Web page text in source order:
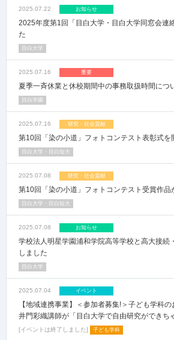
2025.07.22 お知らせ
2025年度第1回「目白大学・目白大学同窓会連
た
目白大学
2025.07.16 重要
夏季一斉休業と休校期間中の事務取扱時間につ
目白学園
2025.07.16 研究・社会貢献
第10回「染の小道」フォトコンテスト表彰式を
目白大学・目白短大
2025.07.08 研究・社会貢献
第10回「染の小道」フォトコンテスト受賞作品
目白大学・目白短大
2025.07.08 お知らせ
学校法人明星学園浦和学院高等学校と高大接続
しました
目白大学
2025.07.04 イベント
【地域連携事業】＜参加者募集!＞子ども学科の
井門彩織講師が「目白大学で自由研究ができち
イベントは終了しました 子ども学科